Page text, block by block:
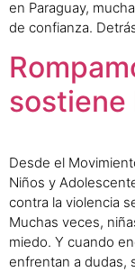
en Paraguay,
de confianza.
sostiene
Desde el
Niños y
contra la violencia
Muchas veces,
miedo. Y cuando
enfrentan a dudas,